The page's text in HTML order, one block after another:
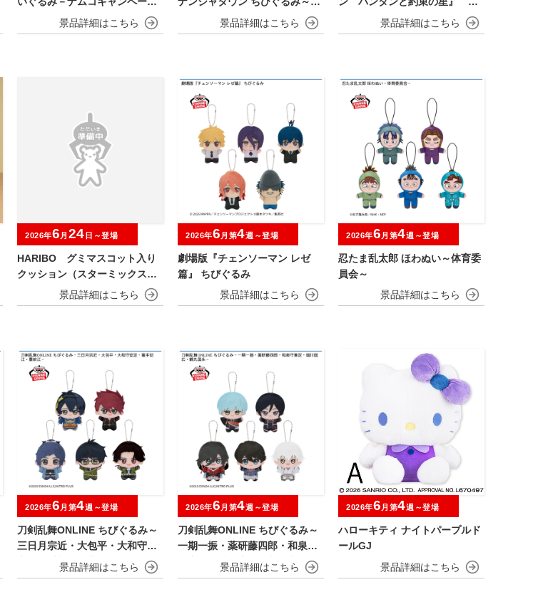
ャイにゃFes～
HARIBO グミマスコット入り
クッション（スターミックス）
【ナムコ限定】
2026年6 月 24 日～登場
劇場版『チェンソーマン レゼ
篇』 ちびぐるみ
2026年6 月第4週～登場
忍たま乱太郎 ほわぬい～体育委
員会～
2026年6 月第4週～登場
刀剣乱舞ONLINE ちびぐるみ～
三日月宗近・大包平・大和守安
定・篭手切江・豊前江～
2026年6 月第4週～登場
刀剣乱舞ONLINE ちびぐるみ～
一期一振・薬研藤四郎・和泉守
兼定・堀川国広・鶴丸国永～
2026年6 月第4週～登場
ハローキティ ナイトパープルド
ールGJ
2026年6 月第4週～登場